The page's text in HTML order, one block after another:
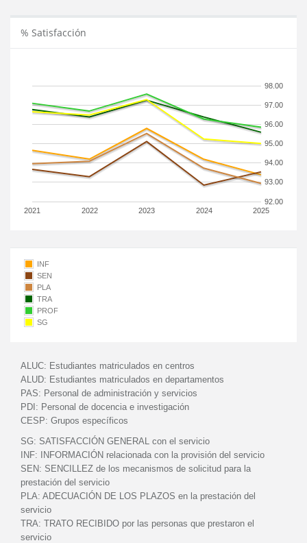
% Satisfacción
2021 2022 2023 2024 2025
92.00
93.00
94.00
95.00
96.00
97.00
98.00
INF
SEN
PLA
TRA
PROF
SG
ALUC: Estudiantes matriculados en centros
ALUD: Estudiantes matriculados en departamentos
PAS: Personal de administración y servicios
PDI: Personal de docencia e investigación
CESP: Grupos específicos
SG: SATISFACCIÓN GENERAL con el servicio
INF:
INFORMACIÓN relacionada con la provisión del servicio
SEN: SENCILLEZ de los mecanismos de solicitud para la
prestación del servicio
PLA: ADECUACIÓN DE LOS PLAZOS en la prestación del
servicio
TRA: TRATO RECIBIDO por las personas que prestaron el
servicio